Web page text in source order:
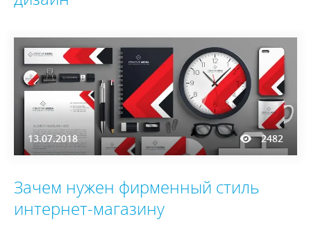
13.07.2018 2482
Зачем нужен фирменный стиль
интернет-магазину